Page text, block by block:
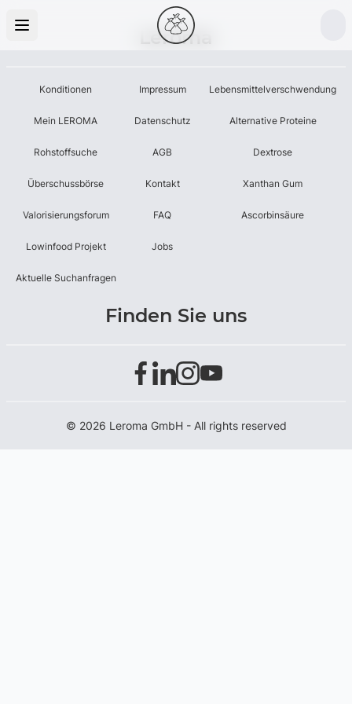
Leroma
Konditionen
Mein LEROMA
Rohstoffsuche
Überschussbörse
Valorisierungsforum
Lowinfood Projekt
Aktuelle Suchanfragen
Impressum
Datenschutz
AGB
Kontakt
FAQ
Jobs
Lebensmittelverschwendung
Alternative Proteine
Dextrose
Xanthan Gum
Ascorbinsäure
Finden Sie uns
© 2026 Leroma GmbH - All rights reserved